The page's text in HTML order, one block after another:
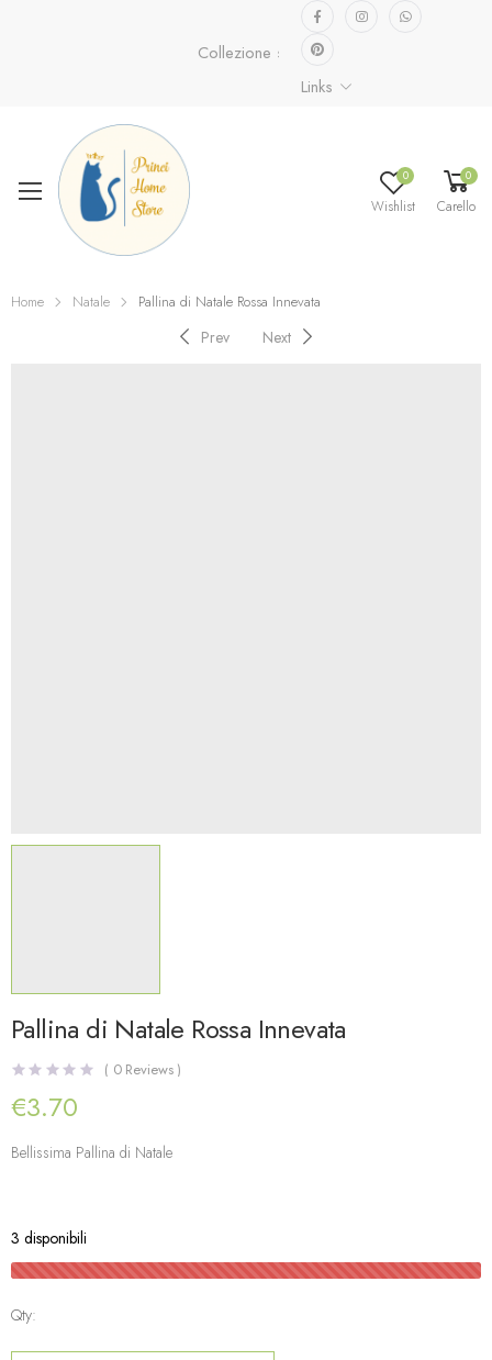
Collezione speciale già disponibile.
Links
0
Wishlist
0
Carello
Home Natale Pallina di Natale Rossa Innevata
Prev Next
Pallina di Natale Rossa Innevata
( 0Reviews )
€3.70
Bellissima Pallina di Natale
3 disponibili
Qty: